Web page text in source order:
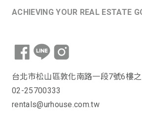
ACHIEVING YOUR REAL ESTATE
台北市松山區敦化南路一段7號6樓之
02-25700333
rentals@urhouse.com.tw